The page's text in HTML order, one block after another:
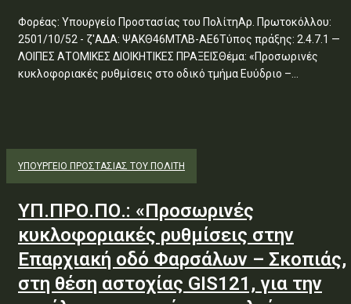
Φορέας: Υπουργείο Προστασίας του ΠολίτηΑρ. Πρωτοκόλλου:
2501/10/52 - ζ'ΑΔΑ: ΨΑΚΘ46ΜΤΛΒ-ΑΕ6Τύπος πράξης: 2.4.7.1 —
ΛΟΙΠΕΣ ΑΤΟΜΙΚΕΣ ΔΙΟΙΚΗΤΙΚΕΣ ΠΡΑΞΕΙΣΘέμα: «Προσωρινές
κυκλοφοριακές ρυθμίσεις στο οδικό τμήμα Ευύδριο –...
ΥΠΟΥΡΓΕΊΟ ΠΡΟΣΤΑΣΊΑΣ ΤΟΥ ΠΟΛΊΤΗ
ΥΠ.ΠΡΟ.ΠΟ.: «Προσωρινές
κυκλοφοριακές ρυθμίσεις στην
Επαρχιακή οδό Φαρσάλων – Σκοπιάς,
στη θέση αστοχίας GIS121, για την